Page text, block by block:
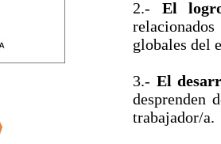
2.- El
globales del
3.- El
desprenden
trabajador/a.